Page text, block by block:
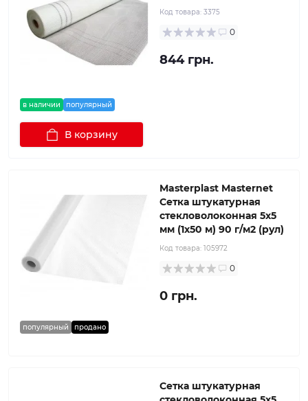
в наличии популярный
Код товара: 3375
0
844 грн.
В корзину
популярный продано
Masterplast Masternet
Сетка штукатурная
стекловолоконная 5x5
мм (1x50 м) 90 г/м2 (рул)
Код товара: 105972
0
0 грн.
Сетка штукатурная